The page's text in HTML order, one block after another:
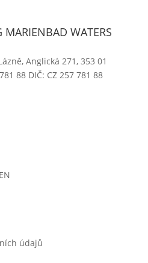
WATERS
Anglická 271, 353 01
88 DIČ: CZ 257 781 88
údajů